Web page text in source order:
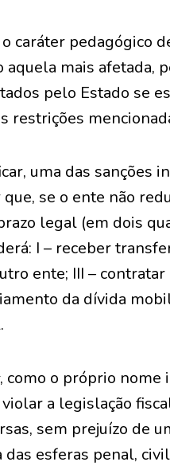
caráter pedagógico
mais afetada,
pelo Estado se
restrições
uma das sanções
que, se o ente não
legal (em dois
I – receber
ente; III –
da dívida
, como o próprio nome
a legislação
sem prejuízo de
esferas penal,